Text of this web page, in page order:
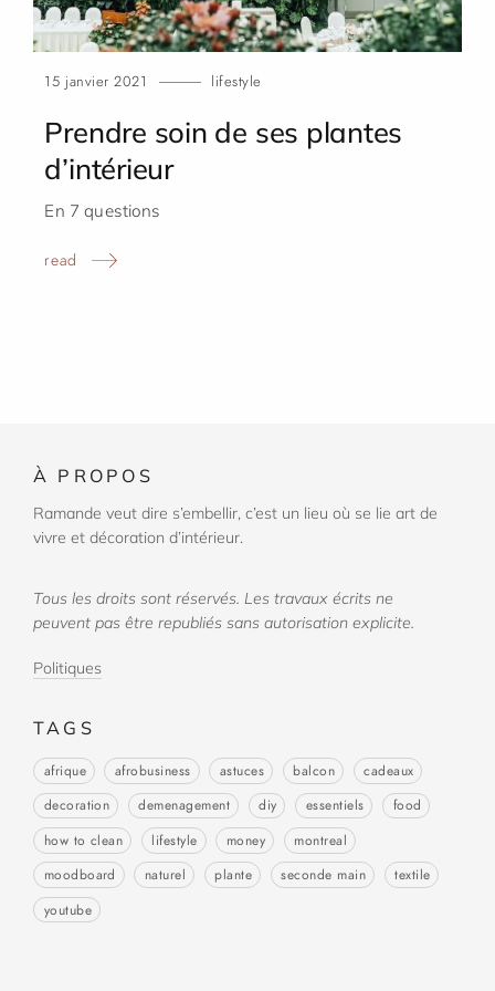
15 janvier 2021 lifestyle
Prendre soin de ses plantes
d’intérieur
En 7 questions
read
À PROPOS
Ramande veut dire s’embellir, c’est un lieu où se lie art de
vivre et décoration d’intérieur.
Tous les droits sont réservés. Les travaux écrits ne
peuvent pas être republiés sans autorisation explicite.
Politiques
TAGS
afrique afrobusiness astuces balcon
cadeaux
decoration
demenagement diy essentiels
food
how to clean
lifestyle money
montreal
moodboard
naturel plante seconde main
textile
youtube